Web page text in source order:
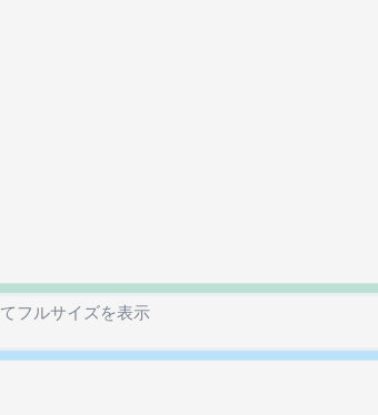
フルサイズを表示